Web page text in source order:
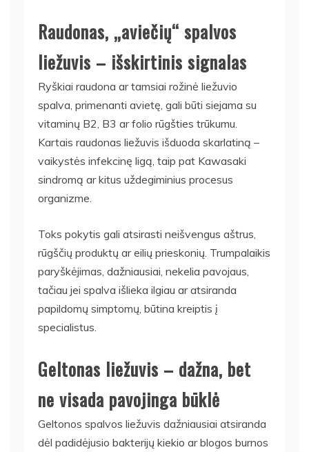
Raudonas, „aviečių“ spalvos
liežuvis – išskirtinis signalas
Ryškiai raudona ar tamsiai rožinė liežuvio
spalva, primenanti avietę, gali būti siejama su
vitaminų B2, B3 ar folio rūgšties trūkumu.
Kartais raudonas liežuvis išduoda skarlatiną –
vaikystės infekcinę ligą, taip pat Kawasaki
sindromą ar kitus uždegiminius procesus
organizme.
Toks pokytis gali atsirasti neišvengus aštrus,
rūgščių produktų ar eilių prieskonių. Trumpalaikis
paryškėjimas, dažniausiai, nekelia pavojaus,
tačiau jei spalva išlieka ilgiau ar atsiranda
papildomų simptomų, būtina kreiptis į
specialistus.
Geltonas liežuvis – dažna, bet
ne visada pavojinga būklė
Geltonos spalvos liežuvis dažniausiai atsiranda
dėl padidėjusio bakterijų kiekio ar blogos burnos